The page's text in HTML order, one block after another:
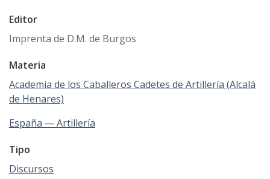
Editor
Imprenta de D.M. de Burgos
Materia
Academia de los Caballeros Cadetes de Artillería (Alcalá
de Henares)
España — Artillería
Tipo
Discursos